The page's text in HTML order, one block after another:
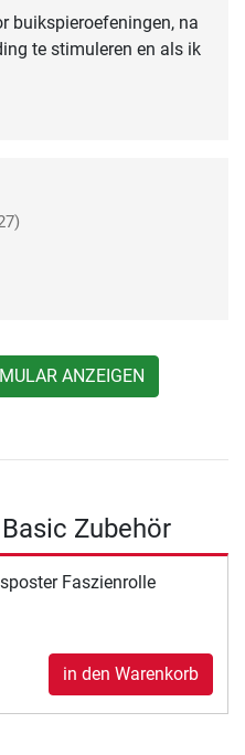
buikspieroefeningen, na
te stimuleren en als ik
ANZEIGEN
Zubehör
Faszienrolle
in den Warenkorb